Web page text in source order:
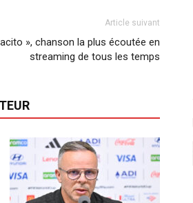
Article suivant
», chanson la plus écoutée en
streaming de tous les temps